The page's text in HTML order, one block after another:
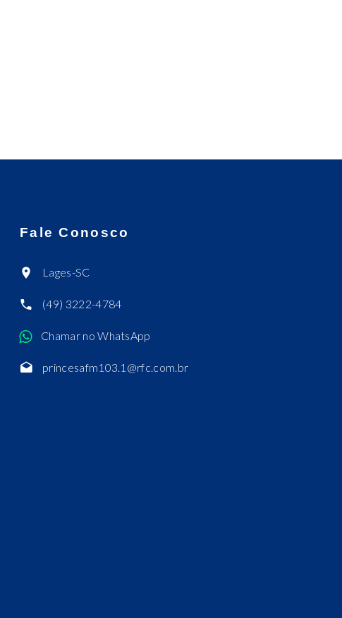
Fale Conosco
Lages-SC
(49) 3222-4784
Chamar no WhatsApp
princesafm103.1@rfc.com.br